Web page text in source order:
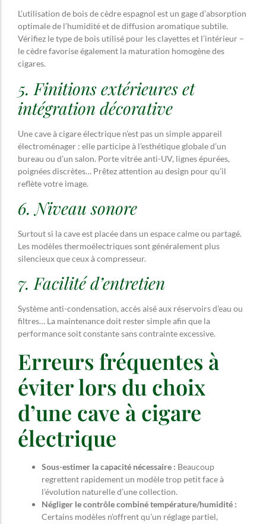
L’utilisation de bois de cèdre espagnol est un gage d’absorption
optimale de l’humidité et de diffusion aromatique subtile.
Vérifiez le type de bois utilisé pour les clayettes et l’intérieur –
le cèdre favorise également la maturation homogène des
cigares.
5. Finitions extérieures et
intégration décorative
Une cave à cigare électrique n’est pas un simple appareil
électroménager : elle participe à l’esthétique globale d’un
bureau ou d’un salon. Porte vitrée anti-UV, lignes épurées,
poignées discrètes… Prêtez attention au design pour qu’il
reflète votre image.
6. Niveau sonore
Surtout si la cave est placée dans un espace calme ou partagé.
Les modèles thermoélectriques sont généralement plus
silencieux que ceux à compresseur.
7. Facilité d’entretien
Système anti-condensation, accès aisé aux réservoirs d’eau ou
filtres… La maintenance doit rester simple afin que la
performance soit constante sans contrainte excessive.
Erreurs fréquentes à
éviter lors du choix
d’une cave à cigare
électrique
Sous-estimer la capacité nécessaire : Beaucoup
regrettent rapidement un modèle trop petit face à
l’évolution naturelle d’une collection.
Négliger le contrôle combiné température/humidité :
Certains modèles n’offrent qu’un réglage partiel,